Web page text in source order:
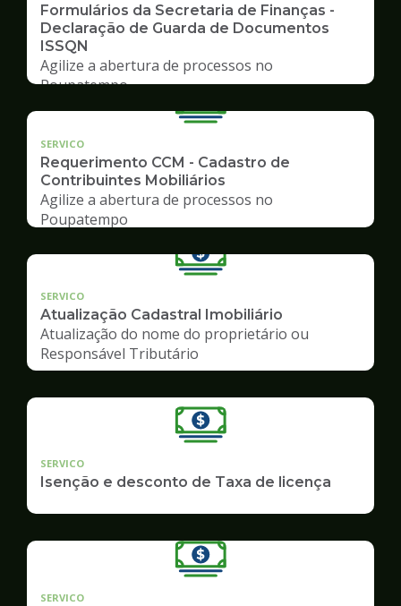
Formulários da Secretaria de Finanças -
Declaração de Guarda de Documentos
ISSQN
Agilize a abertura de processos no
Poupatempo
SERVICO
Requerimento CCM - Cadastro de
Contribuintes Mobiliários
Agilize a abertura de processos no
Poupatempo
SERVICO
Atualização Cadastral Imobiliário
Atualização do nome do proprietário ou
Responsável Tributário
SERVICO
Isenção e desconto de Taxa de licença
SERVICO